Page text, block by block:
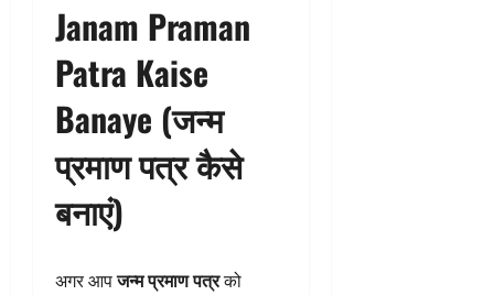
Janam Praman
Patra Kaise
Banaye (जन्म
प्रमाण पत्र कैसे
बनाएं)
अगर आपजन्म प्रमाण पत्रको